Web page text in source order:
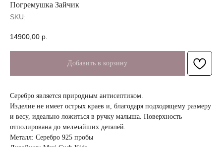
Погремушка Зайчик
SKU:
14900,00 р.
Добавить в корзину
Серебро является природным антисептиком.
Изделие не имеет острых краев и, благодаря подходящему размеру
и весу, идеально ложиться в ручку малыша. Поверхность
отполирована до мельчайших деталей.
Металл: Серебро 925 пробы